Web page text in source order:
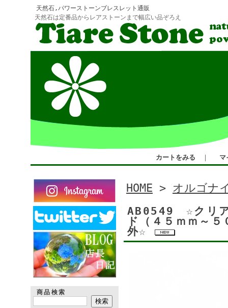
天然石,パワーストーンブレスレット通販
天然石は定番品からレアストーンまで幅広い品ぞろえ
カートをみる ｜ マ
商品検索
HOME > オルゴナ
AB0549 ☆クリ
ド（４５ｍｍ～
外☆